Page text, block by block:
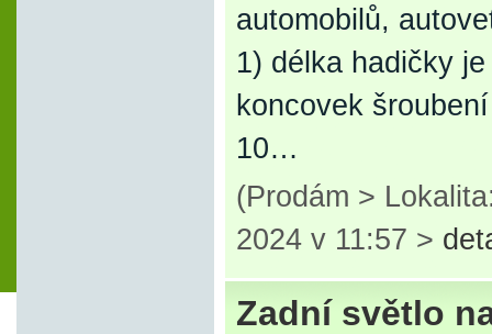
automobilů,
1) délka hadičky
koncovek
10…
(Prodám >
2024 v 11:57 >
Zadní světlo